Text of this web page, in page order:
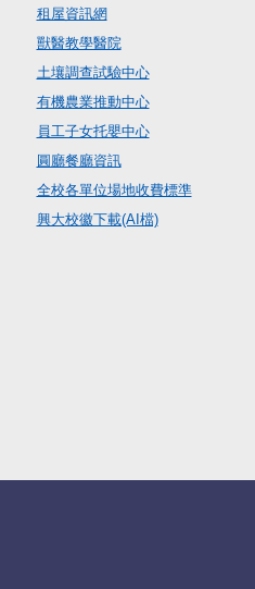
租屋資訊網
獸醫教學醫院
土壤調查試驗中心
有機農業推動中心
員工子女托嬰中心
圓廳餐廳資訊
全校各單位場地收費標準
興大校徽下載(AI檔)